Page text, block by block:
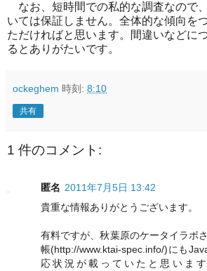
なお、短時間での私的な調査なので
いては保証しません。全体的な傾向を
ただければと思います。間違いなどに
るとありがたいです。
ockeghem 時刻: 8:10
共有
1 件のコメント:
匿名 2011年7月5日 13:42
貴重な情報ありがとうございます。
有料ですが、秋葉原のケータイラボ
帳(http://www.ktai-spec.info/)にも
応状況が載っていたと思いま